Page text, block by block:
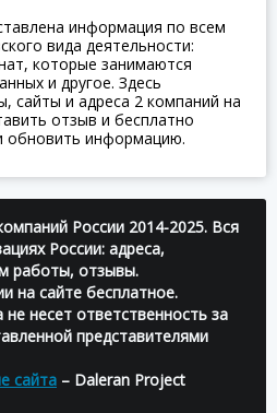
информация по всем
вида деятельности:
которые занимаются
и другое. Здесь
сайты и адреса 2 компаний на
отзыв и бесплатно
обновить информацию.
России 2014-2025. Вся
России: адреса,
работы, отзывы.
на сайте бесплатное.
несет ответственность за
представителями
сайта – Daleran Project